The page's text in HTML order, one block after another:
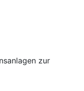
zur